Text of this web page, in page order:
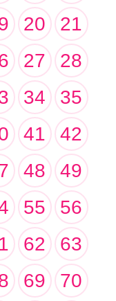
20
21
27
28
34
35
41
42
48
49
55
56
62
63
69
70